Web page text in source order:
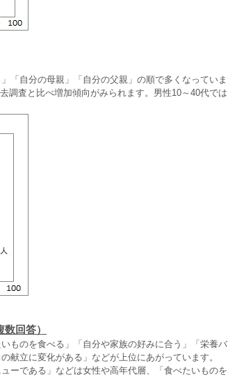
「自分の母親」「自分の父親」の順で多くなっていま
調査と比べ増加傾向がみられます。男性10～40代では
回答）
ものを食べる」「自分や家族の好みに合う」「栄養バ
献立に変化がある」などが上位にあがっています。
ーである」などは女性や高年代層、「食べたいものを